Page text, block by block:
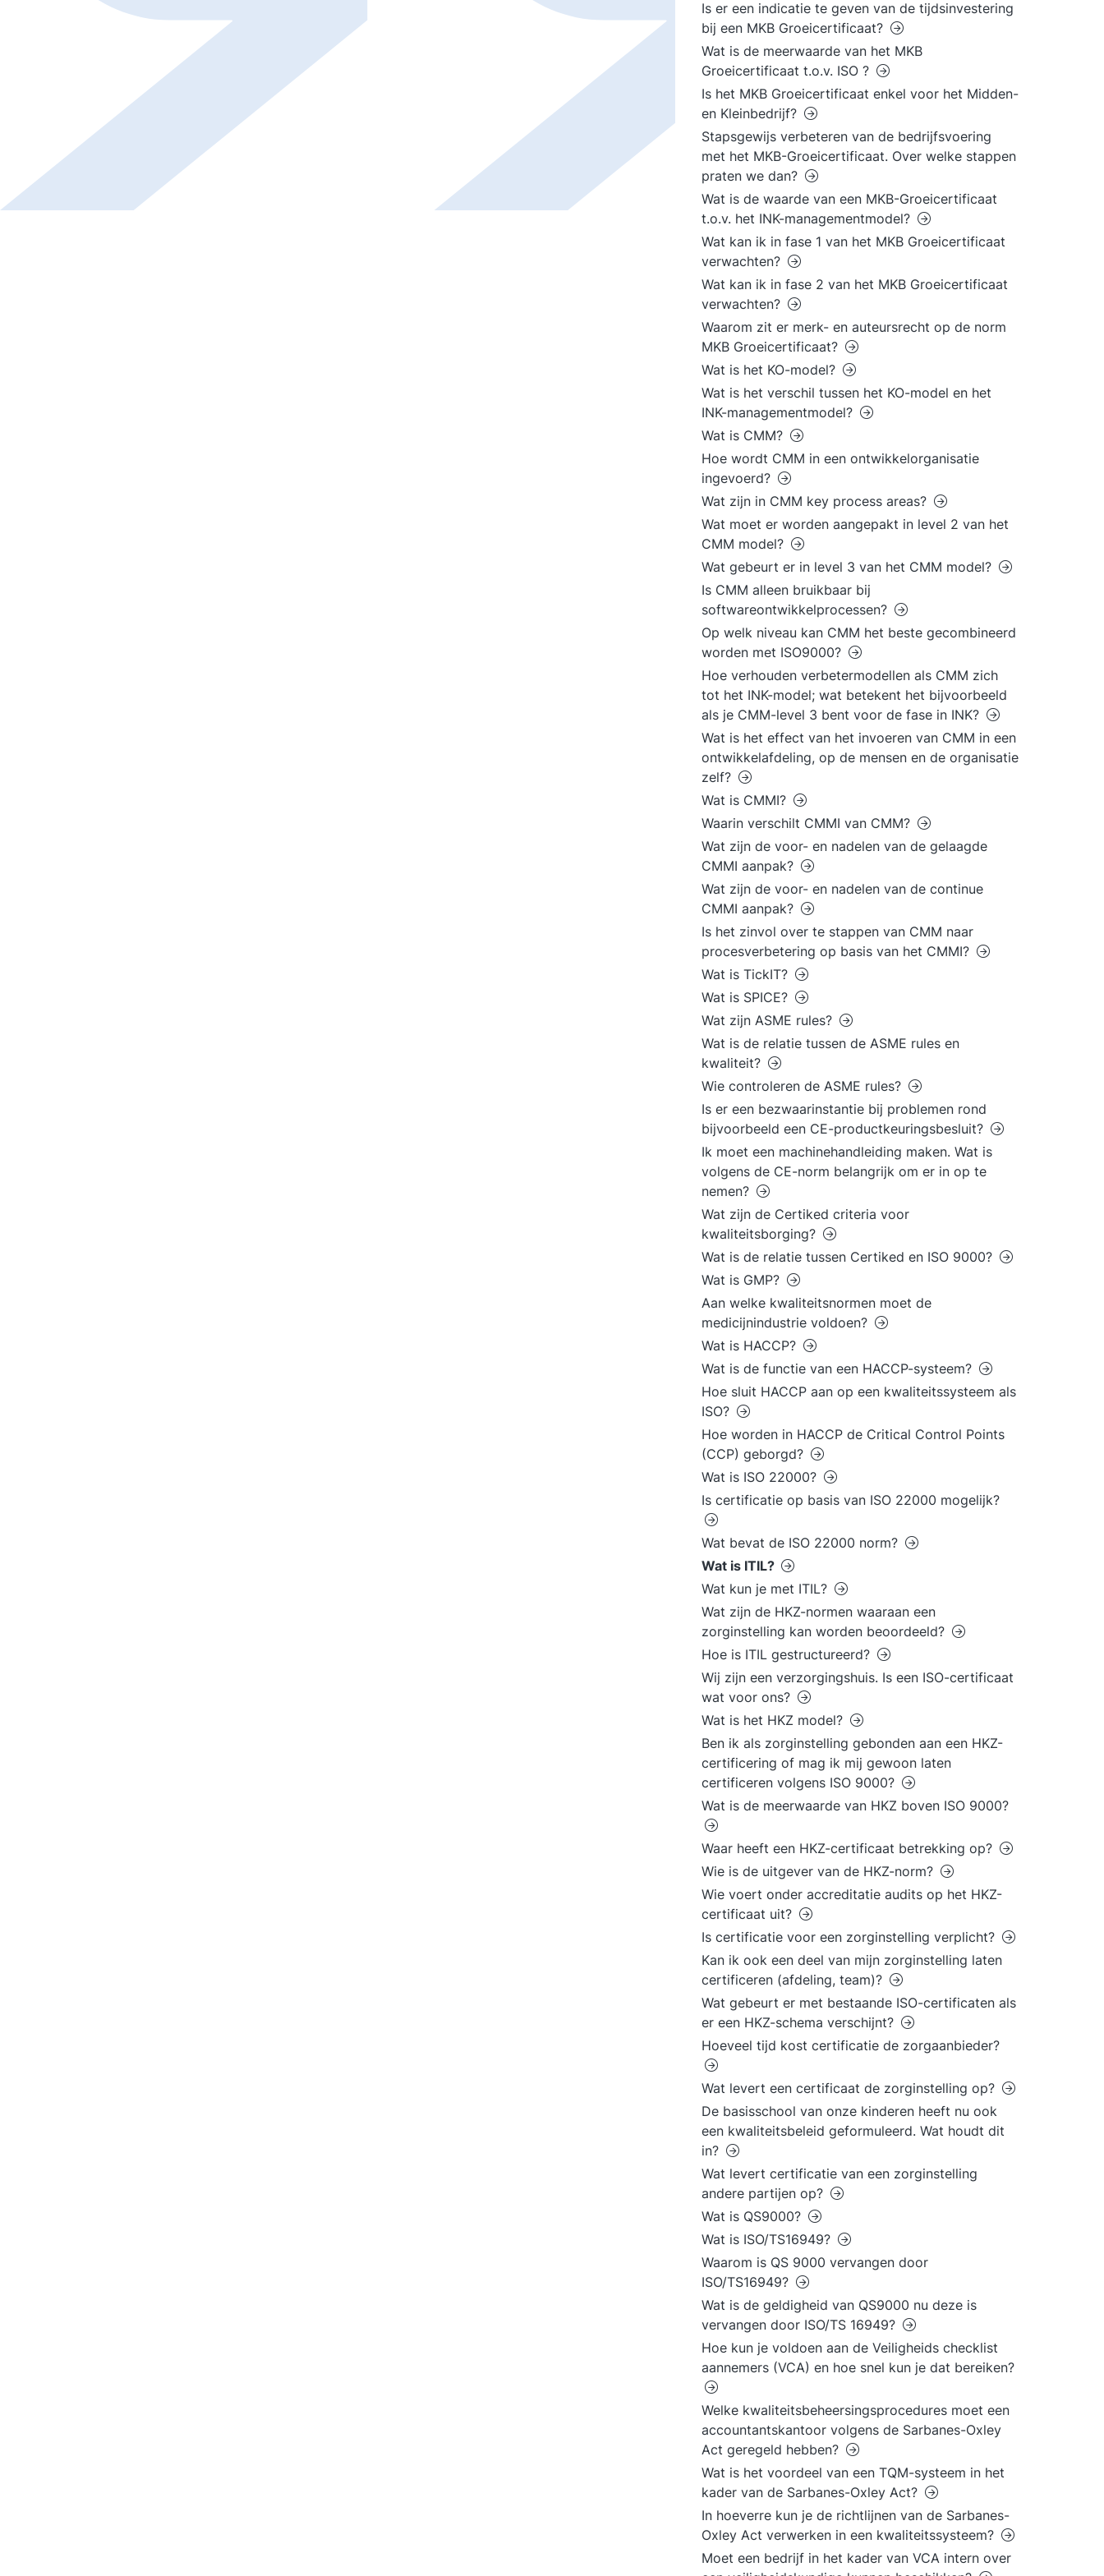
Is er een indicatie te geven van de tijdsinvestering
bij een MKB Groeicertificaat?
Wat is de meerwaarde van het MKB
Groeicertificaat t.o.v. ISO ?
Is het MKB Groeicertificaat enkel voor het Midden-
en Kleinbedrijf?
Stapsgewijs verbeteren van de bedrijfsvoering
met het MKB-Groeicertificaat. Over welke stappen
praten we dan?
Wat is de waarde van een MKB-Groeicertificaat
t.o.v. het INK-managementmodel?
Wat kan ik in fase 1 van het MKB Groeicertificaat
verwachten?
Wat kan ik in fase 2 van het MKB Groeicertificaat
verwachten?
Waarom zit er merk- en auteursrecht op de norm
MKB Groeicertificaat?
Wat is het KO-model?
Wat is het verschil tussen het KO-model en het
INK-managementmodel?
Wat is CMM?
Hoe wordt CMM in een ontwikkelorganisatie
ingevoerd?
Wat zijn in CMM key process areas?
Wat moet er worden aangepakt in level 2 van het
CMM model?
Wat gebeurt er in level 3 van het CMM model?
Is CMM alleen bruikbaar bij
softwareontwikkelprocessen?
Op welk niveau kan CMM het beste gecombineerd
worden met ISO9000?
Hoe verhouden verbetermodellen als CMM zich
tot het INK-model; wat betekent het bijvoorbeeld
als je CMM-level 3 bent voor de fase in INK?
Wat is het effect van het invoeren van CMM in een
ontwikkelafdeling, op de mensen en de organisatie
zelf?
Wat is CMMI?
Waarin verschilt CMMI van CMM?
Wat zijn de voor- en nadelen van de gelaagde
CMMI aanpak?
Wat zijn de voor- en nadelen van de continue
CMMI aanpak?
Is het zinvol over te stappen van CMM naar
procesverbetering op basis van het CMMI?
Wat is TickIT?
Wat is SPICE?
Wat zijn ASME rules?
Wat is de relatie tussen de ASME rules en
kwaliteit?
Wie controleren de ASME rules?
Is er een bezwaarinstantie bij problemen rond
bijvoorbeeld een CE-productkeuringsbesluit?
Ik moet een machinehandleiding maken. Wat is
volgens de CE-norm belangrijk om er in op te
nemen?
Wat zijn de Certiked criteria voor
kwaliteitsborging?
Wat is de relatie tussen Certiked en ISO 9000?
Wat is GMP?
Aan welke kwaliteitsnormen moet de
medicijnindustrie voldoen?
Wat is HACCP?
Wat is de functie van een HACCP-systeem?
Hoe sluit HACCP aan op een kwaliteitssysteem als
ISO?
Hoe worden in HACCP de Critical Control Points
(CCP) geborgd?
Wat is ISO 22000?
Is certificatie op basis van ISO 22000 mogelijk?
Wat bevat de ISO 22000 norm?
Wat is ITIL?
Wat kun je met ITIL?
Wat zijn de HKZ-normen waaraan een
zorginstelling kan worden beoordeeld?
Hoe is ITIL gestructureerd?
Wij zijn een verzorgingshuis. Is een ISO-certificaat
wat voor ons?
Wat is het HKZ model?
Ben ik als zorginstelling gebonden aan een HKZ-
certificering of mag ik mij gewoon laten
certificeren volgens ISO 9000?
Wat is de meerwaarde van HKZ boven ISO 9000?
Waar heeft een HKZ-certificaat betrekking op?
Wie is de uitgever van de HKZ-norm?
Wie voert onder accreditatie audits op het HKZ-
certificaat uit?
Is certificatie voor een zorginstelling verplicht?
Kan ik ook een deel van mijn zorginstelling laten
certificeren (afdeling, team)?
Wat gebeurt er met bestaande ISO-certificaten als
er een HKZ-schema verschijnt?
Hoeveel tijd kost certificatie de zorgaanbieder?
Wat levert een certificaat de zorginstelling op?
De basisschool van onze kinderen heeft nu ook
een kwaliteitsbeleid geformuleerd. Wat houdt dit
in?
Wat levert certificatie van een zorginstelling
andere partijen op?
Wat is QS9000?
Wat is ISO/TS16949?
Waarom is QS 9000 vervangen door
ISO/TS16949?
Wat is de geldigheid van QS9000 nu deze is
vervangen door ISO/TS 16949?
Hoe kun je voldoen aan de Veiligheids checklist
aannemers (VCA) en hoe snel kun je dat bereiken?
Welke kwaliteitsbeheersingsprocedures moet een
accountantskantoor volgens de Sarbanes-Oxley
Act geregeld hebben?
Wat is het voordeel van een TQM-systeem in het
kader van de Sarbanes-Oxley Act?
In hoeverre kun je de richtlijnen van de Sarbanes-
Oxley Act verwerken in een kwaliteitssysteem?
Moet een bedrijf in het kader van VCA intern over